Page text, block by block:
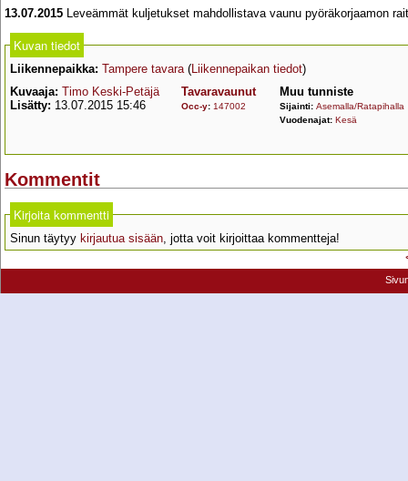
13.07.2015 Leveämmät kuljetukset mahdollistava vaunu pyöräkorjaamon
Kuvan tiedot
Liikennepaikka: Tampere tavara(Liikennepaikan tiedot)
Kuvaaja: Timo Keski-Petäjä
Lisätty: 13.07.2015 15:46
Tavaravaunut
Occ-y: 147002
Muu tunniste
Sijainti: Asemalla/Ratapihalla
Vuodenajat: Kesä
Kommentit
Kirjoita kommentti
Sinun täytyy kirjautua sisään, jotta voit kirjoittaa kommentteja!